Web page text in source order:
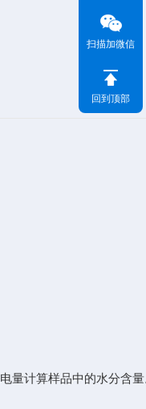
量计算样品中的水分含
扫描加微信
回到顶部